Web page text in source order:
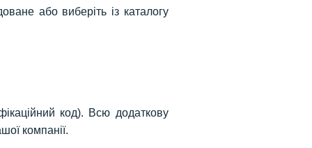
або виберіть із каталогу
код). Всю додаткову
компанії.